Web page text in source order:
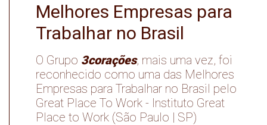
Melhores Empresas para
Trabalhar no Brasil
O Grupo 3corações, mais uma vez, foi
reconhecido como uma das Melhores
Empresas para Trabalhar no Brasil pelo
Great Place To Work - Instituto Great
Place to Work (São Paulo | SP)